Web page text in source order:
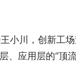
小川，创新工
、应用层的“顶